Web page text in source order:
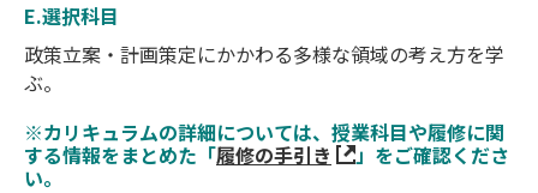
E.選択科目
政策立案・計画策定にかかわる多様な領域の考え方を学
ぶ。
※カリキュラムの詳細については、授業科目や履修に関
する情報をまとめた「履修の手引き 」をご確認くださ
い。